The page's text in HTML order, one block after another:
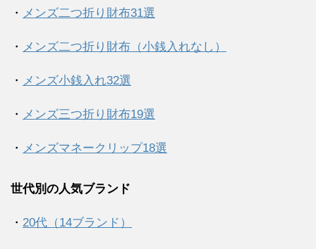
・ メンズ二つ折り財布31選
・ メンズ二つ折り財布（小銭入れなし）
・ メンズ小銭入れ32選
・ メンズ三つ折り財布19選
・ メンズマネークリップ18選
世代別の人気ブランド
・ 20代（14ブランド）